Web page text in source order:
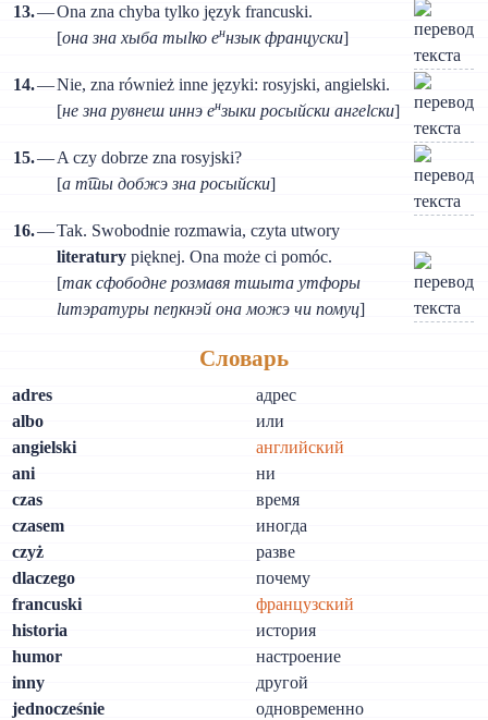
13.—Ona zna chyba tylko język francuski.
[она зна хыба тыlко еннзык француски]
14.—Nie, zna również inne języki: rosyjski, angielski.
[не зна рувнеш иннэ ензыки росыйски ангеlски]
15.—A czy dobrze zna rosyjski?
[а т͡шы добжэ зна росыйски]
16.—Tak. Swobodnie rozmawia, czyta utwory
literatury pięknej. Ona może ci pomóc.
[так сфободне розмавя тшыта утфоры
lитэратуры пеŋкнэй она можэ чи помуц]
Словарь
adres
albo
angielski
ani
czas
czasem
czyż
dlaczego
francuski
historia
humor
inny
jednocześnie
адрес
или
английский
ни
время
иногда
разве
почему
французский
история
настроение
другой
одновременно